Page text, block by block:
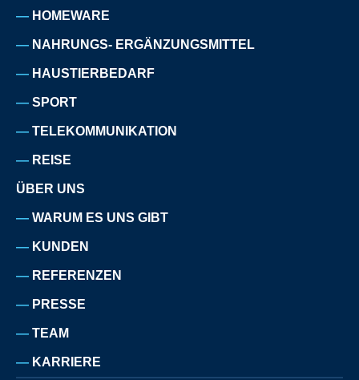
HOMEWARE
NAHRUNGS- ERGÄNZUNGSMITTEL
HAUSTIERBEDARF
SPORT
TELEKOMMUNIKATION
REISE
ÜBER UNS
WARUM ES UNS GIBT
KUNDEN
REFERENZEN
PRESSE
TEAM
KARRIERE